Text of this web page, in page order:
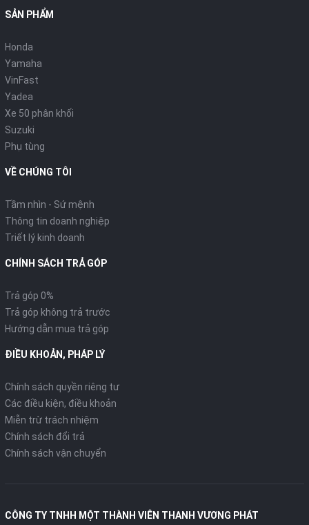
SẢN PHẨM
Honda
Yamaha
VinFast
Yadea
Xe 50 phân khối
Suzuki
Phụ tùng
VỀ CHÚNG TÔI
Tầm nhìn - Sứ mệnh
Thông tin doanh nghiệp
Triết lý kinh doanh
CHÍNH SÁCH TRẢ GÓP
Trả góp 0%
Trả góp không trả trước
Hướng dẫn mua trả góp
ĐIỀU KHOẢN, PHÁP LÝ
Chính sách quyền riêng tư
Các điều kiện, điều khoản
Miễn trừ trách nhiệm
Chính sách đổi trả
Chính sách vận chuyển
CÔNG TY TNHH MỘT THÀNH VIÊN THANH VƯƠNG PHÁT